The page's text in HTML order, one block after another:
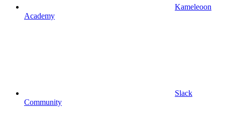
Kameleoon
Academy
Slack
Community